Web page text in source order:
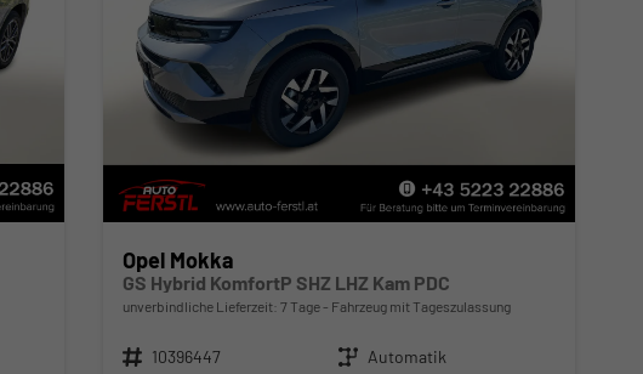
Opel Mokka
GS Hybrid KomfortP SHZ LHZ Kam PDC
unverbindliche Lieferzeit: 7 Tage Fahrzeug mit Tageszulassung
Fahrzeugnr. 10396447 Getriebe Automatik